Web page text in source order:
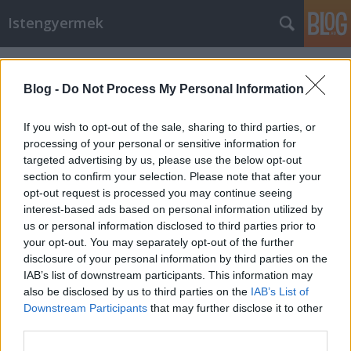
Blog - Do Not Process My Personal Information
If you wish to opt-out of the sale, sharing to third parties, or
processing of your personal or sensitive information for
targeted advertising by us, please use the below opt-out
section to confirm your selection. Please note that after your
opt-out request is processed you may continue seeing
interest-based ads based on personal information utilized by
us or personal information disclosed to third parties prior to
your opt-out. You may separately opt-out of the further
disclosure of your personal information by third parties on the
IAB’s list of downstream participants. This information may
also be disclosed by us to third parties on the IAB’s List of
Downstream Participants that may further disclose it to other
Istengyermek
Címkék»vonzás_törvénye
Istengyermek• 2013. december 05.
A hit a képzelet ereje. Hitünknek csupán saját
magunk állítunk határokat. Amennyiben hitünk erős,
a határ nem létező. Teremtőerőnk segítségével a
hitünk által bármit megteremthetünk. Mi a
Teremtőerő? Egy belső esszencia, mely a hittel és
képzelettel valamint a…
Csoda: Földanya, Gaya változásai a 8
napon 2013. Május 27.